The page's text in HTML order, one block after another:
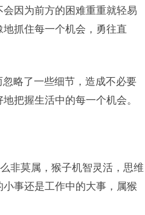
因为前方的困难重重就轻易
抓住每一个机会，勇往直
略了一些细节，造成不必要
把握生活中的每一个机会。
非莫属，猴子机智灵活，思维
事还是工作中的大事，属猴